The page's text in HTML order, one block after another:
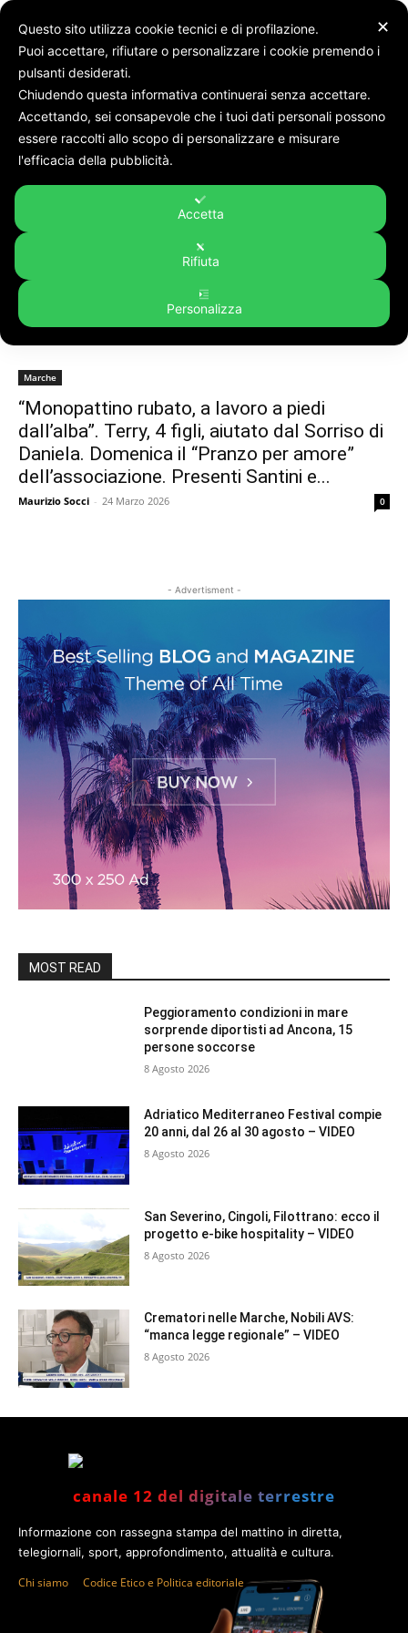
Pranzo Sorriso di Daniela
Tag:Pranzo Sorriso di Daniela
Marche
“Monopattino rubato, a lavoro a piedi
dall’alba”. Terry, 4 figli, aiutato dal Sorriso di
Daniela. Domenica il “Pranzo per amore”
dell’associazione. Presenti Santini e...
Maurizio Socci - 24 Marzo 2026 0
- Advertisment -
MOST READ
Peggioramento condizioni in mare
sorprende diportisti ad Ancona, 15
persone soccorse
8 Agosto 2026
Adriatico Mediterraneo Festival compie
20 anni, dal 26 al 30 agosto – VIDEO
8 Agosto 2026
San Severino, Cingoli, Filottrano: ecco il
progetto e-bike hospitality – VIDEO
8 Agosto 2026
Crematori nelle Marche, Nobili AVS:
“manca legge regionale” – VIDEO
8 Agosto 2026
canale 12 del digitale terrestre
Informazione con rassegna stampa del mattino in diretta,
telegiornali, sport, approfondimento, attualità e cultura.
Chi siamo Codice Etico e Politica editoriale
✕
Questo sito utilizza cookie tecnici e di profilazione.
Puoi accettare, rifiutare o personalizzare i cookie premendo i
pulsanti desiderati.
Chiudendo questa informativa continuerai senza accettare.
Accettando, sei consapevole che i tuoi dati personali possono
essere raccolti allo scopo di personalizzare e misurare
l'efficacia della pubblicità.
Accetta
Rifiuta
Personalizza